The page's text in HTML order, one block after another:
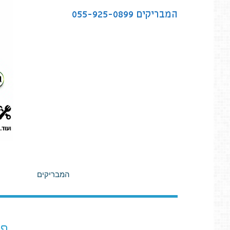
המבריקים 055-925-0899
המבריקים